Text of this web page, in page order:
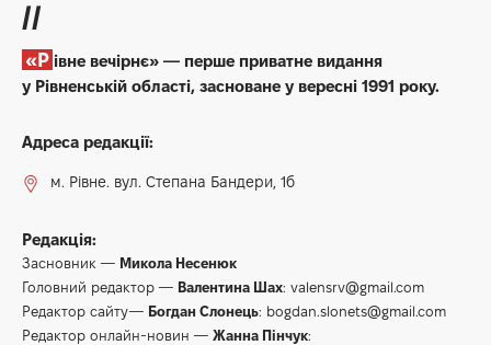
//
«Рівне вечірнє» — перше приватне видання
у Рівненській області, засноване у вересні 1991 року.
Адреса редакції:
м. Рівне. вул. Степана Бандери, 1б
Редакція:
Засновник — Микола Несенюк
Головний редактор — Валентина Шах: valensrv@gmail.com
Редактор сайту— Богдан Слонець: bogdan.slonets@gmail.com
Редактор онлайн-новин — Жанна Пінчук: